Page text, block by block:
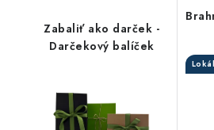
Zabaliť ako darček -
Darčekový balíček